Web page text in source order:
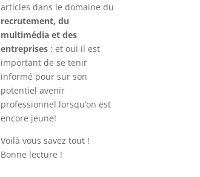
articles dans le domaine du
recrutement, du
multimédia et des
entreprises : et oui il est
important de se tenir
informé pour sur son
potentiel avenir
professionnel lorsqu’on est
encore jeune!
Voilà vous savez tout !
Bonne lecture !